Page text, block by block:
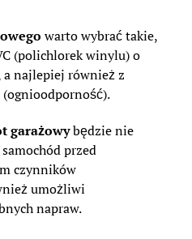
warto wybrać takie,
(polichlorek winylu) o
najlepiej również z
(ognioodporność).
garażowybędzie nie
przed
czynników
umożliwi
napraw.